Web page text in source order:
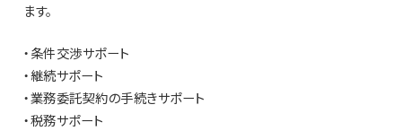
ます。
・条件交渉サポート
・継続サポート
・業務委託契約の手続きサポート
・税務サポート